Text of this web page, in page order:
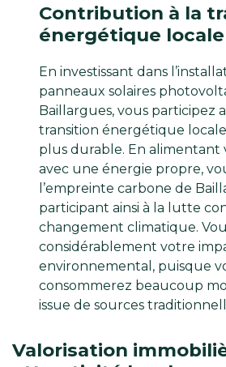
Contribution à la
énergétique locale
En investissant dans
panneaux solaires
Baillargues, vous participez
transition énergétique
plus durable. En alimentant
avec une énergie propre,
l’empreinte carbone de
participant ainsi à la lutte
changement climatique.
considérablement votre
environnemental, puisque
consommerez beaucoup
issue de sources
Valorisation